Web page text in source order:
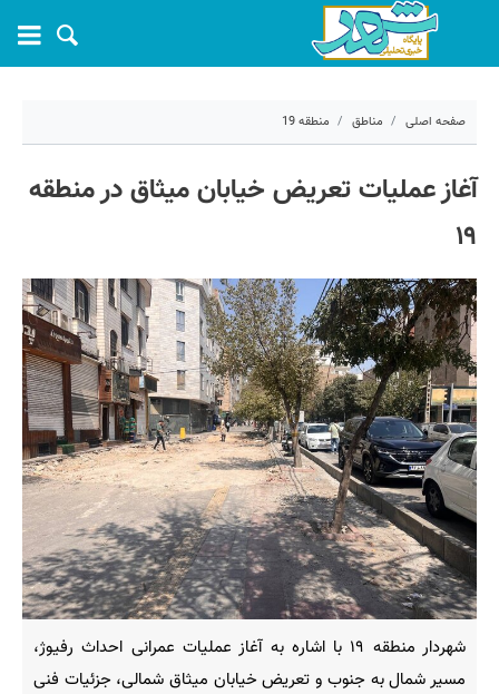
صفحه اصلی مناطق منطقه 19
کد مطلب:
آغاز عملیات تعریض خیابان میثاق در منطقه
۱۹
شهردار منطقه ۱۹ با اشاره به آغاز عملیات عمرانی احداث رفیوژ،
مسیر شمال به جنوب و تعریض خیابان میثاق شمالی، جزئیات فنی